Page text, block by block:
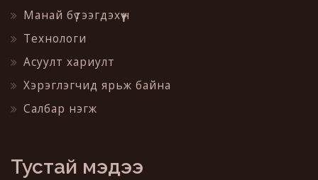
Манай бүтээгдэхүүн
Технологи
Асуулт хариулт
Хэрэглэгчид ярьж байна
Салбар нэгж
Тустай мэдээ